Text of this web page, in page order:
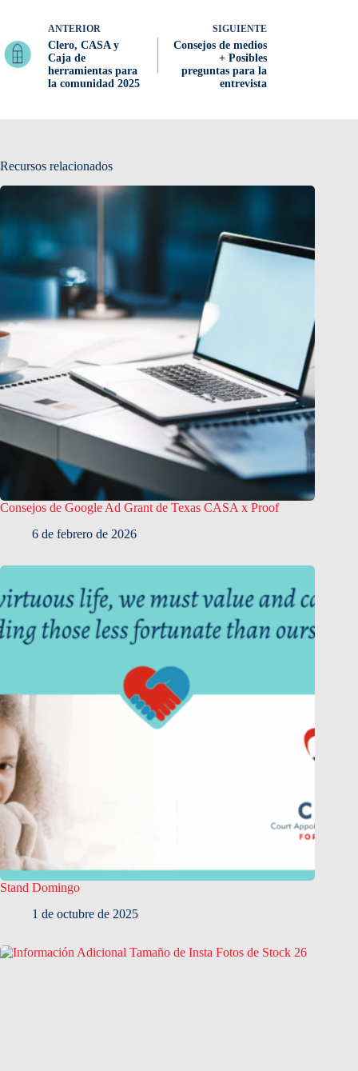
ANTERIOR
Clero, CASA y
Caja de
herramientas para
la comunidad 2025
SIGUIENTE
Consejos de medios
+ Posibles
preguntas para la
entrevista
Recursos relacionados
Consejos de Google Ad Grant de Texas CASA x Proof
6 de febrero de 2026
Stand Domingo
1 de octubre de 2025